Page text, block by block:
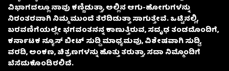
ವಿಭಾಗದಲ್ಲೂ ನಾವು ಕಣ್ಣಿಡುತ್ತಾ, ಅಲ್ಲಿನ ಆಗು-ಹೋಗುಗಳನ್ನು
ನಿರಂತರವಾಗಿ ನಿಮ್ಮ ಮುಂದೆ ತೆರೆದಿಡುತ್ತಾ ಸಾಗುತ್ತೇವೆ. ಒಟ್ಟಿನಲ್ಲಿ,
ಬರವಣಿಗೆಯಲ್ಲೇ ಭಗವಂತನನ್ನ ಕಾಣುತ್ತಿರುವ, ಸದೃಢ ತಂಡದೊಂದಿಗೆ,
ಕರ್ನಾಟಕ ನ್ಯೂಸ್ ಬೀಟ್ ಸುದ್ದಿ ಮಾಧ್ಯಮವು, ವಿಶೇಷವಾಗಿ ಸುದ್ದಿ,
ವರದಿ, ಅಂಕಣ, ಚಿತ್ರಣಗಳನ್ನು ಹೊತ್ತು ತರುತ್ತಾ, ಸದಾ ನಿಮ್ಮೊಂದಿಗೆ
ಬೆಸೆದುಕೊಂಡಿರಲಿದೆ.